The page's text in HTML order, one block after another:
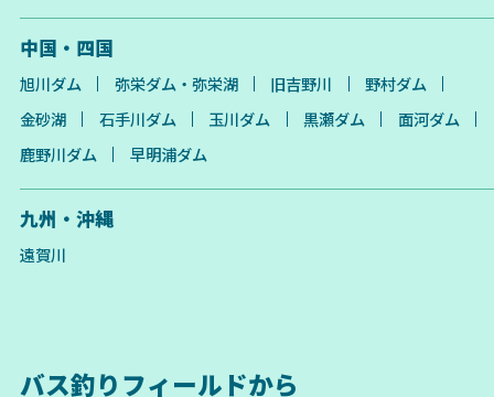
中国・四国
旭川ダム 弥栄ダム・弥栄湖 旧吉野川
野村ダム
金砂湖
石手川ダム 玉川ダム 黒瀬ダム
面河ダム
鹿野川ダム
早明浦ダム
九州・沖縄
遠賀川
バス釣りフィールドから